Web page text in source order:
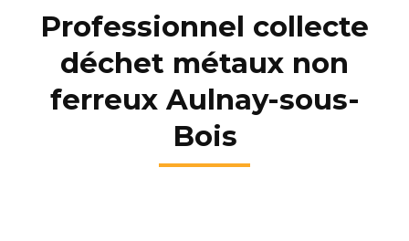
Professionnel collecte
déchet métaux non
ferreux Aulnay-sous-
Bois